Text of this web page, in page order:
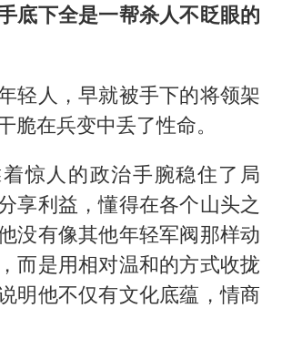
底下全是一帮杀人不眨眼的
轻人，早就被手下的将领架
脆在兵变中丢了性命。
惊人的政治手腕稳住了局
享利益，懂得在各个山头之
没有像其他年轻军阀那样动
而是用相对温和的方式收拢
明他不仅有文化底蕴，情商